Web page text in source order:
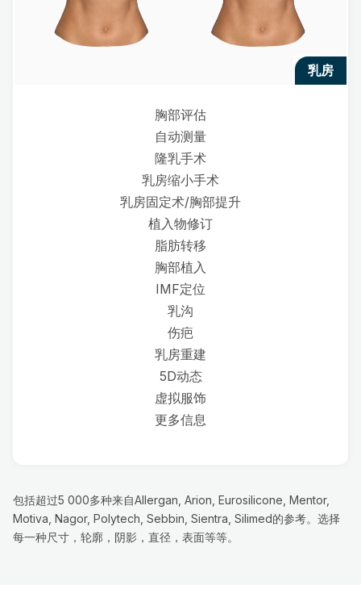
乳房
胸部评估
自动测量
隆乳手术
乳房缩小手术
乳房固定术/胸部提升
植入物修订
脂肪转移
胸部植入
IMF定位
乳沟
伤疤
乳房重建
5D动态
虚拟服饰
更多信息
包括超过5 000多种来自Allergan, Arion, Eurosilicone, Mentor,
Motiva, Nagor, Polytech, Sebbin, Sientra, Silimed的参考。选择
每一种尺寸，轮廓，阴影，直径，表面等等。